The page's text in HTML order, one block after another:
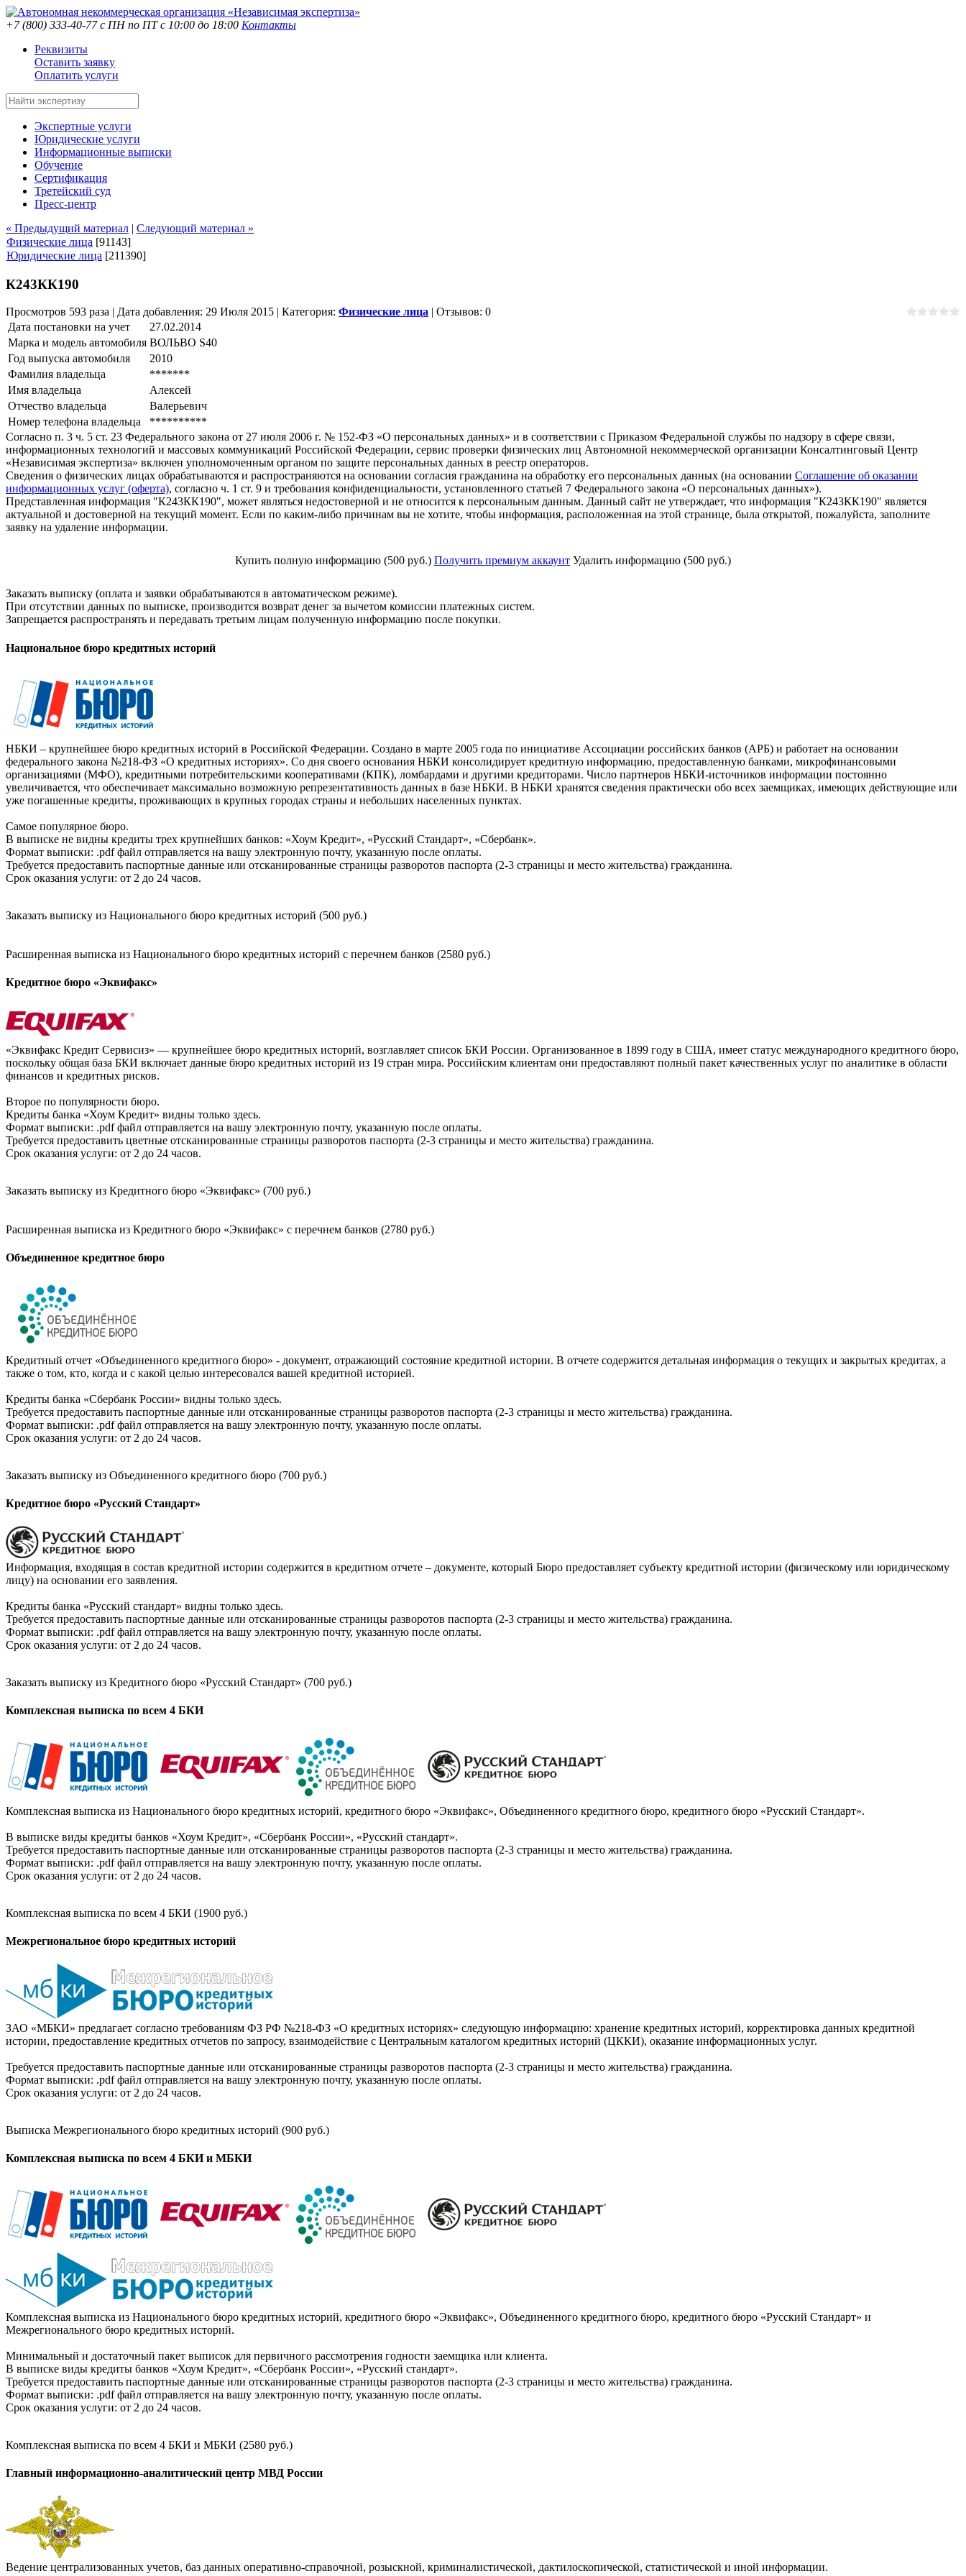
+7 (800) 333-40-77с ПН по ПТ с 10:00 до 18:00 Контакты
Реквизиты
Оставить заявку
Оплатить услуги
Экспертные услуги
Юридические услуги
Информационные выписки
Обучение
Сертификация
Третейский суд
Пресс-центр
« Предыдущий материал | Следующий материал »
Физические лица [91143]
Юридические лица [211390]
К243КК190
Просмотров 593 раза | Дата добавления: 29 Июля 2015 | Категория: Физические лица | Отзывов: 0
Дата постановки на учет
27.02.2014
Марка и модель автомобиля ВОЛЬВО S40
Год выпуска автомобиля
2010
Фамилия владельца
*******
Имя владельца
Алексей
Отчество владельца
Валерьевич
Номер телефона владельца
**********
Согласно п. 3 ч. 5 ст. 23 Федерального закона от 27 июля 2006 г. № 152-ФЗ «О персональных данных» и в соответствии с Приказом Федеральной службы по надзору в сфере связи,
информационных технологий и массовых коммуникаций Российской Федерации, сервис проверки физических лиц Автономной некоммерческой организации Консалтинговый Центр
«Независимая экспертиза» включен уполномоченным органом по защите персональных данных в реестр операторов.
Сведения о физических лицах обрабатываются и распространяются на основании согласия гражданина на обработку его персональных данных (на основании Соглашение об оказании
информационных услуг (оферта), согласно ч. 1 ст. 9 и требования конфиденциальности, установленного статьей 7 Федерального закона «О персональных данных»).
Представленная информация "К243КК190", может являться недостоверной и не относится к персональным данным. Данный сайт не утверждает, что информация "К243КК190" является
актуальной и достоверной на текущий момент. Если по каким-либо причинам вы не хотите, чтобы информация, расположенная на этой странице, была открытой, пожалуйста, заполните
заявку на удаление информации.
Купить полную информацию (500 руб.) Получить премиум аккаунт Удалить информацию (500 руб.)
Заказать выписку (оплата и заявки обрабатываются в автоматическом режиме).
При отсутствии данных по выписке, производится возврат денег за вычетом комиссии платежных систем.
Запрещается распространять и передавать третьим лицам полученную информацию после покупки.
Национальное бюро кредитных историй
НБКИ – крупнейшее бюро кредитных историй в Российской Федерации. Создано в марте 2005 года по инициативе Ассоциации российских банков (АРБ) и работает на основании
федерального закона №218-ФЗ «О кредитных историях». Со дня своего основания НБКИ консолидирует кредитную информацию, предоставленную банками, микрофинансовыми
организациями (МФО), кредитными потребительскими кооперативами (КПК), ломбардами и другими кредиторами. Число партнеров НБКИ-источников информации постоянно
увеличивается, что обеспечивает максимально возможную репрезентативность данных в базе НБКИ. В НБКИ хранятся сведения практически обо всех заемщиках, имеющих действующие или
уже погашенные кредиты, проживающих в крупных городах страны и небольших населенных пунктах.
Самое популярное бюро.
В выписке не видны кредиты трех крупнейших банков: «Хоум Кредит», «Русский Стандарт», «Сбербанк».
Формат выписки: .pdf файл отправляется на вашу электронную почту, указанную после оплаты.
Требуется предоставить паспортные данные или отсканированные страницы разворотов паспорта (2-3 страницы и место жительства) гражданина.
Срок оказания услуги: от 2 до 24 часов.
Заказать выписку из Национального бюро кредитных историй (500 руб.)
Расширенная выписка из Национального бюро кредитных историй с перечнем банков (2580 руб.)
Кредитное бюро «Эквифакс»
«Эквифакс Кредит Сервисиз» — крупнейшее бюро кредитных историй, возглавляет список БКИ России. Организованное в 1899 году в США, имеет статус международного кредитного бюро,
поскольку общая база БКИ включает данные бюро кредитных историй из 19 стран мира. Российским клиентам они предоставляют полный пакет качественных услуг по аналитике в области
финансов и кредитных рисков.
Второе по популярности бюро.
Кредиты банка «Хоум Кредит» видны только здесь.
Формат выписки: .pdf файл отправляется на вашу электронную почту, указанную после оплаты.
Требуется предоставить цветные отсканированные страницы разворотов паспорта (2-3 страницы и место жительства) гражданина.
Срок оказания услуги: от 2 до 24 часов.
Заказать выписку из Кредитного бюро «Эквифакс» (700 руб.)
Расширенная выписка из Кредитного бюро «Эквифакс» с перечнем банков (2780 руб.)
Объединенное кредитное бюро
Кредитный отчет «Объединенного кредитного бюро» - документ, отражающий состояние кредитной истории. В отчете содержится детальная информация о текущих и закрытых кредитах, а
также о том, кто, когда и с какой целью интересовался вашей кредитной историей.
Кредиты банка «Сбербанк России» видны только здесь.
Требуется предоставить паспортные данные или отсканированные страницы разворотов паспорта (2-3 страницы и место жительства) гражданина.
Формат выписки: .pdf файл отправляется на вашу электронную почту, указанную после оплаты.
Срок оказания услуги: от 2 до 24 часов.
Заказать выписку из Объединенного кредитного бюро (700 руб.)
Кредитное бюро «Русский Стандарт»
Информация, входящая в состав кредитной истории содержится в кредитном отчете – документе, который Бюро предоставляет субъекту кредитной истории (физическому или юридическому
лицу) на основании его заявления.
Кредиты банка «Русский стандарт» видны только здесь.
Требуется предоставить паспортные данные или отсканированные страницы разворотов паспорта (2-3 страницы и место жительства) гражданина.
Формат выписки: .pdf файл отправляется на вашу электронную почту, указанную после оплаты.
Срок оказания услуги: от 2 до 24 часов.
Заказать выписку из Кредитного бюро «Русский Стандарт» (700 руб.)
Комплексная выписка по всем 4 БКИ
Комплексная выписка из Национального бюро кредитных историй, кредитного бюро «Эквифакс», Объединенного кредитного бюро, кредитного бюро «Русский Стандарт».
В выписке виды кредиты банков «Хоум Кредит», «Сбербанк России», «Русский стандарт».
Требуется предоставить паспортные данные или отсканированные страницы разворотов паспорта (2-3 страницы и место жительства) гражданина.
Формат выписки: .pdf файл отправляется на вашу электронную почту, указанную после оплаты.
Срок оказания услуги: от 2 до 24 часов.
Комплексная выписка по всем 4 БКИ (1900 руб.)
Межрегиональное бюро кредитных историй
ЗАО «МБКИ» предлагает согласно требованиям ФЗ РФ №218-ФЗ «О кредитных историях» следующую информацию: хранение кредитных историй, корректировка данных кредитной
истории, предоставление кредитных отчетов по запросу, взаимодействие с Центральным каталогом кредитных историй (ЦККИ), оказание информационных услуг.
Требуется предоставить паспортные данные или отсканированные страницы разворотов паспорта (2-3 страницы и место жительства) гражданина.
Формат выписки: .pdf файл отправляется на вашу электронную почту, указанную после оплаты.
Срок оказания услуги: от 2 до 24 часов.
Выписка Межрегионального бюро кредитных историй (900 руб.)
Комплексная выписка по всем 4 БКИ и МБКИ
Комплексная выписка из Национального бюро кредитных историй, кредитного бюро «Эквифакс», Объединенного кредитного бюро, кредитного бюро «Русский Стандарт» и
Межрегионального бюро кредитных историй.
Минимальный и достаточный пакет выписок для первичного рассмотрения годности заемщика или клиента.
В выписке виды кредиты банков «Хоум Кредит», «Сбербанк России», «Русский стандарт».
Требуется предоставить паспортные данные или отсканированные страницы разворотов паспорта (2-3 страницы и место жительства) гражданина.
Формат выписки: .pdf файл отправляется на вашу электронную почту, указанную после оплаты.
Срок оказания услуги: от 2 до 24 часов.
Комплексная выписка по всем 4 БКИ и МБКИ (2580 руб.)
Главный информационно-аналитический центр МВД России
Ведение централизованных учетов, баз данных оперативно-справочной, розыскной, криминалистической, дактилоскопической, статистической и иной информации.